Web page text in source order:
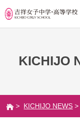
校長挨拶
八王子キャンパス
KICHIJO
> KICHIJO NEWS >